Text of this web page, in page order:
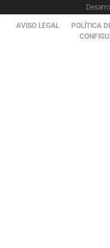
AVISO LEGAL POLÍTICA